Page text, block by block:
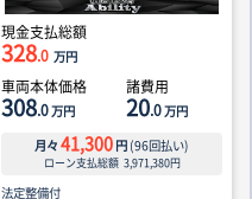
現金支払総額
328.0 万円
車両本体価格
308.0万円
諸費用
20.0万円
月々 41,300 円 (96回払い)
ローン支払総額 3,971,380円
法定整備付